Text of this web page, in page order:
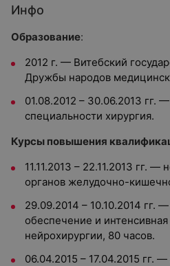
Инфо
Образование:
2012 г. — Витебский
Дружбы народов
01.08.2012 – 30.06.2013 гг.
специальности хирургия.
Курсы повышения
11.11.2013 – 22.11.2013 гг. —
органов желудочно-
29.09.2014 – 10.10.2014 гг.
обеспечение и
нейрохирургии, 80 часов.
06.04.2015 – 17.04.2015 гг.